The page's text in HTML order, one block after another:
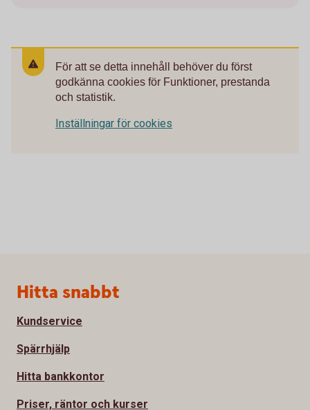
För att se detta innehåll behöver du först
godkänna cookies för Funktioner, prestanda
och statistik.
Inställningar för cookies
Sidfot
Hitta snabbt
Kundservice
Spärrhjälp
Hitta bankkontor
Priser, räntor och kurser